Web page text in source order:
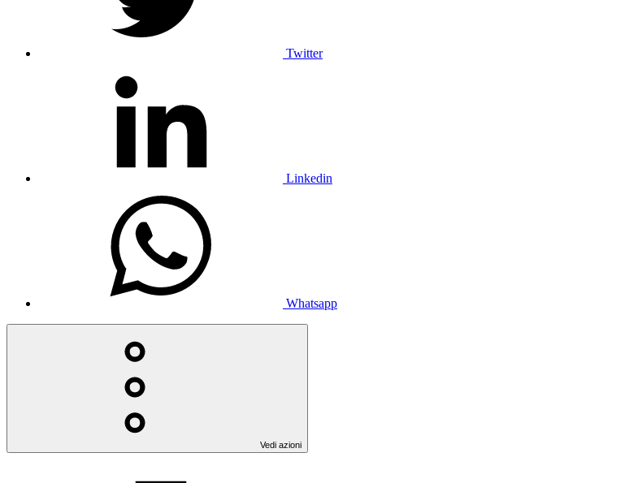
Twitter
Linkedin
Whatsapp
Vedi azioni